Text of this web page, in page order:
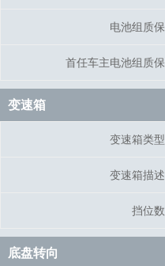
电池组质保
首任车主电池组质保
变速箱
变速箱类型
变速箱描述
挡位数
底盘转向
电池组质保
首任车主电池组质保
变速箱
变速箱类型
变速箱描述
挡位数
底盘转向